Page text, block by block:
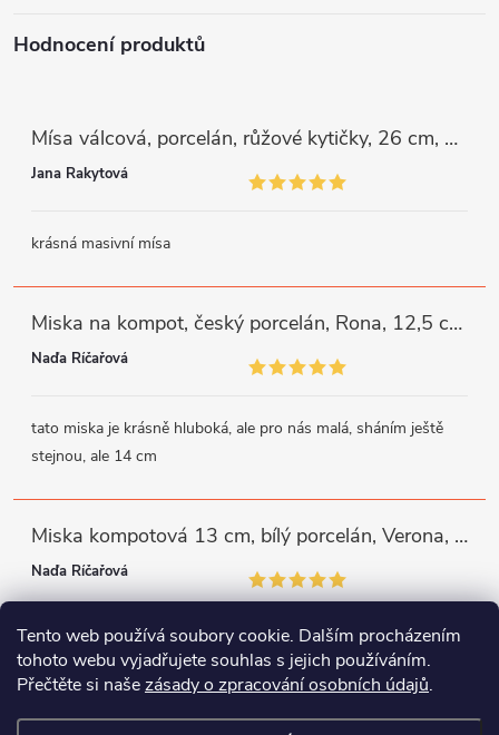
Tento web používá soubory cookie. Dalším procházením
tohoto webu vyjadřujete souhlas s jejich používáním.
Přečtěte si našezásady o zpracování osobních údajů.
Hodnocení produktů
Mísa válcová, porcelán, růžové kytičky, 26 cm, G. Benedikt
Jana Rakytová
krásná masivní mísa
Miska na kompot, český porcelán, Rona, 12,5 cm, bílý, G. Benedikt
Naďa Říčařová
tato miska je krásně hluboká, ale pro nás malá, sháním ještě
stejnou, ale 14 cm
Miska kompotová 13 cm, bílý porcelán, Verona, G. Benedikt
Naďa Říčařová
miska je trochu mělká, ale využiji